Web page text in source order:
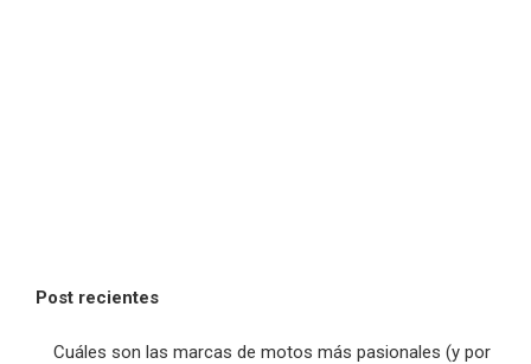
Post recientes
Cuáles son las marcas de motos más pasionales (y por